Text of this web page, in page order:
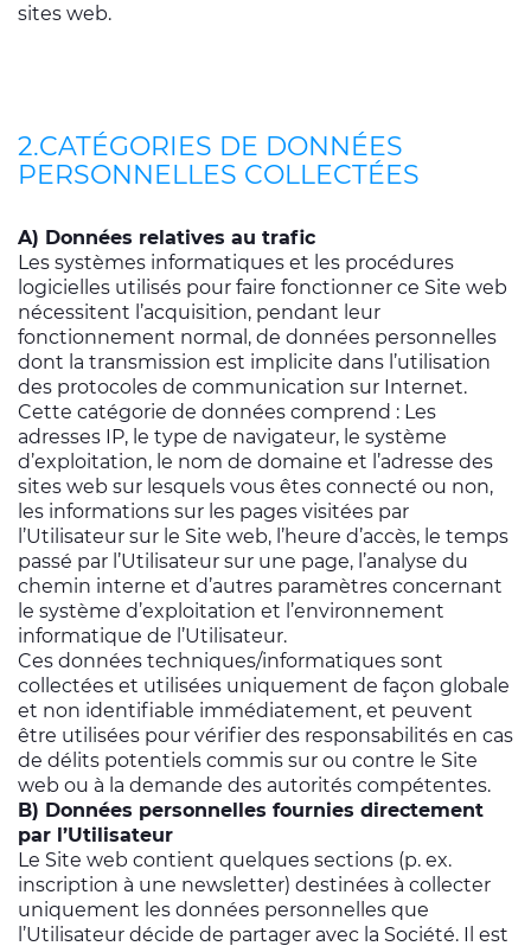
sites web.
2.CATÉGORIES DE DONNÉES
PERSONNELLES COLLECTÉES
A) Données relatives au trafic
Les systèmes informatiques et les procédures
logicielles utilisés pour faire fonctionner ce Site web
nécessitent l’acquisition, pendant leur
fonctionnement normal, de données personnelles
dont la transmission est implicite dans l’utilisation
des protocoles de communication sur Internet.
Cette catégorie de données comprend : Les
adresses IP, le type de navigateur, le système
d’exploitation, le nom de domaine et l’adresse des
sites web sur lesquels vous êtes connecté ou non,
les informations sur les pages visitées par
l’Utilisateur sur le Site web, l’heure d’accès, le temps
passé par l’Utilisateur sur une page, l’analyse du
chemin interne et d’autres paramètres concernant
le système d’exploitation et l’environnement
informatique de l’Utilisateur.
Ces données techniques/informatiques sont
collectées et utilisées uniquement de façon globale
et non identifiable immédiatement, et peuvent
être utilisées pour vérifier des responsabilités en cas
de délits potentiels commis sur ou contre le Site
web ou à la demande des autorités compétentes.
B) Données personnelles fournies directement
par l’Utilisateur
Le Site web contient quelques sections (p. ex.
inscription à une newsletter) destinées à collecter
uniquement les données personnelles que
l’Utilisateur décide de partager avec la Société. Il est